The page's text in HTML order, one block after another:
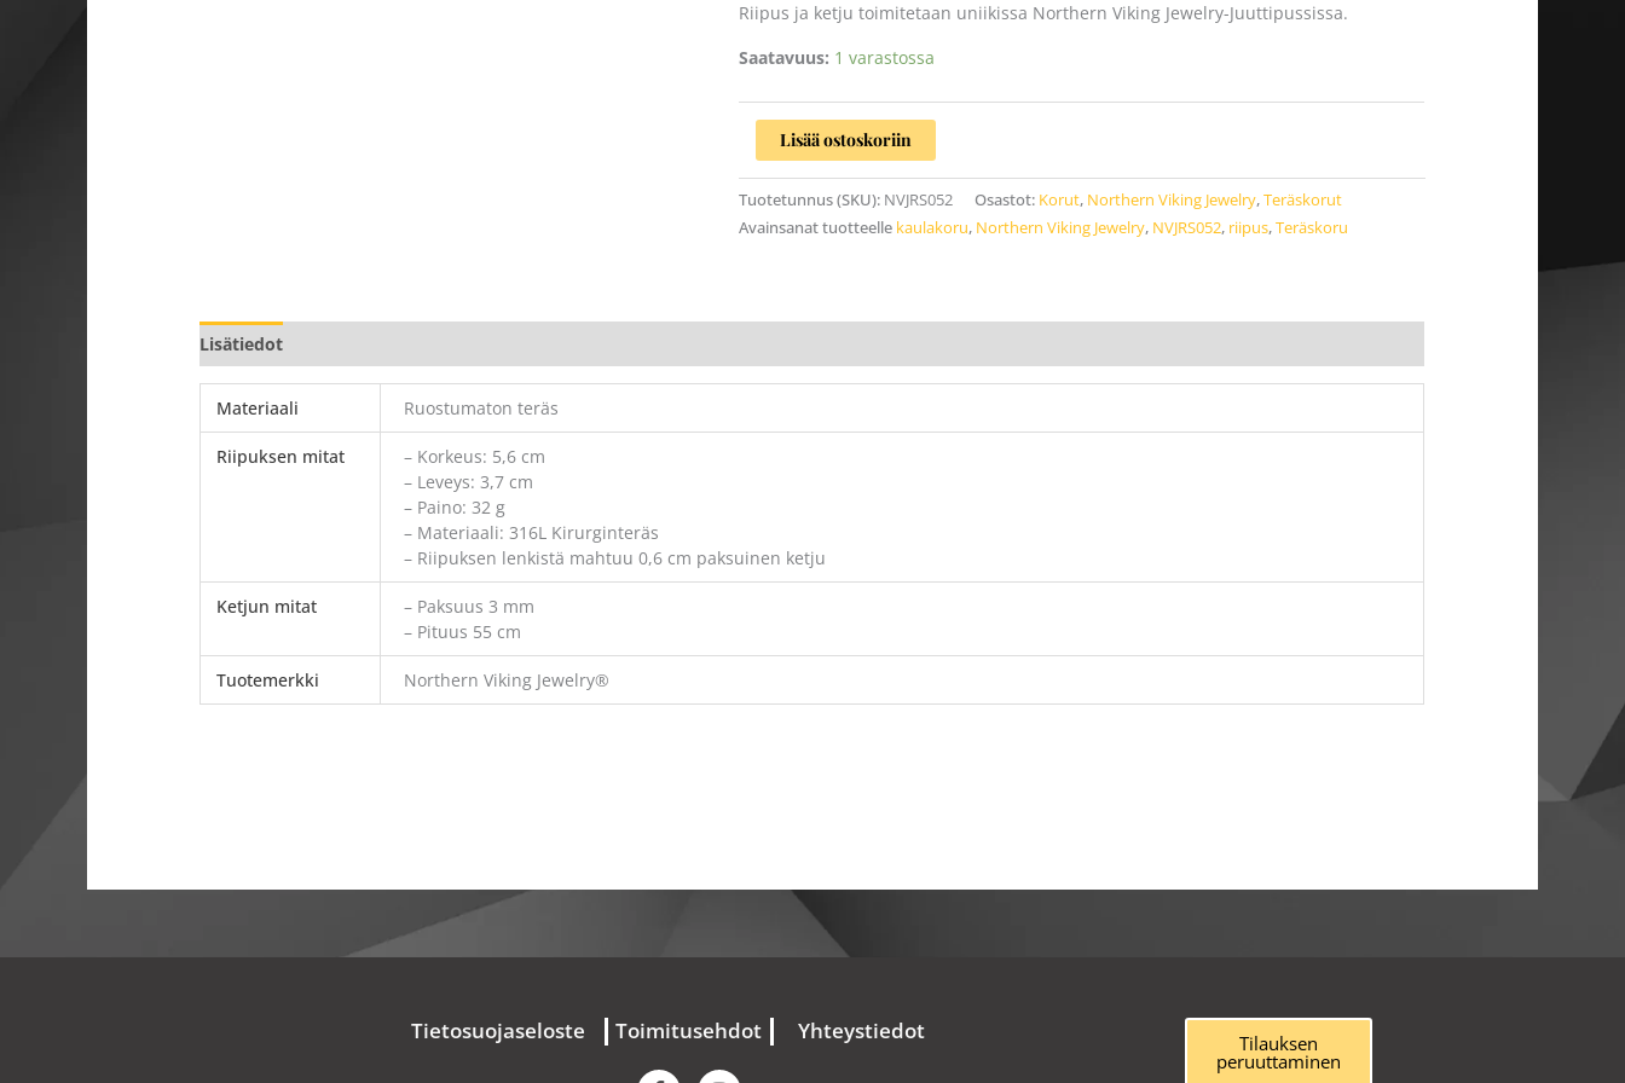
Riipus ja ketju toimitetaan uniikissa Northern Viking Jewelry-Juuttipussissa.
Saatavuus: 1 varastossa
Lisää ostoskoriin
Tuotetunnus (SKU): NVJRS052 Osastot: Korut, Northern Viking Jewelry,Teräskorut
Avainsanat tuotteelle kaulakoru, Northern Viking Jewelry, NVJRS052, riipus,Teräskoru
Lisätiedot
Materiaali Ruostumaton teräs
Riipuksen mitat
– Korkeus: 5,6 cm
– Leveys: 3,7 cm
– Paino: 32 g
– Materiaali: 316L Kirurginteräs
– Riipuksen lenkistä mahtuu 0,6 cm paksuinen ketju
Ketjun mitat
– Paksuus 3 mm
– Pituus 55 cm
Tuotemerkki Northern Viking Jewelry®
Tietosuojaseloste Toimitusehdot Yhteystiedot Tilauksen
peruuttaminen